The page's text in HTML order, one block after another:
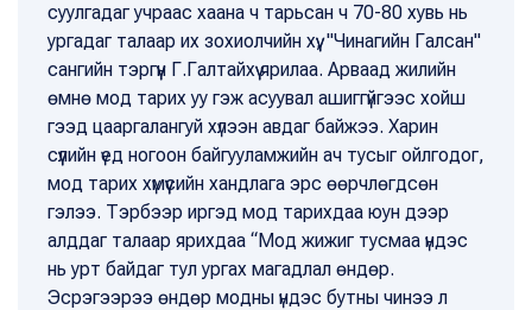
суулгадаг учраас хаана ч тарьсан ч 70-80 хувь нь
ургадаг талаар их зохиолчийн хүү, "Чинагийн Галсан"
сангийн тэргүүн Г.Галтайхүү ярилаа. Арваад жилийн
өмнө мод тарих уу гэж асуувал ашиггүйгээс хойш
гээд цааргалангуй хүлээн авдаг байжээ. Харин
сүүлийн үед ногоон байгууламжийн ач тусыг ойлгодог,
мод тарих хүмүүсийн хандлага эрс өөрчлөгдсөн
гэлээ. Тэрбээр иргэд мод тарихдаа юун дээр
алддаг талаар ярихдаа “Мод жижиг тусмаа үндэс
нь урт байдаг тул ургах магадлал өндөр.
Эсрэгээрээ өндөр модны үндэс бутны чинээ л